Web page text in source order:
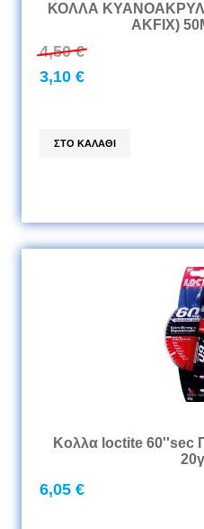
ΚΟΛΛΑ
AKFIX)
4,50 €
3,10 €
Κολλα loctite
6,05 €